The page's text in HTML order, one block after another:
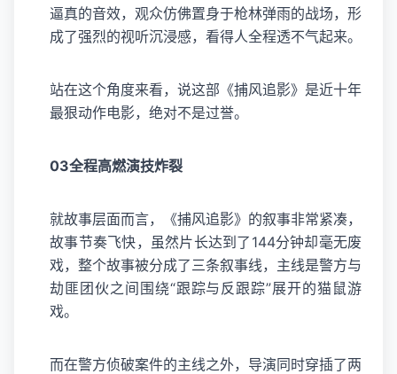
逼真的音效，观众仿佛置身于枪林弹雨的战场，形
成了强烈的视听沉浸感，看得人全程透不气起来。
站在这个角度来看，说这部《捕风追影》是近十年
最狠动作电影，绝对不是过誉。
03全程高燃演技炸裂
就故事层面而言，《捕风追影》的叙事非常紧凑，
故事节奏飞快，虽然片长达到了144分钟却毫无废
戏，整个故事被分成了三条叙事线，主线是警方与
劫匪团伙之间围绕“跟踪与反跟踪”展开的猫鼠游
戏。
而在警方侦破案件的主线之外，导演同时穿插了两